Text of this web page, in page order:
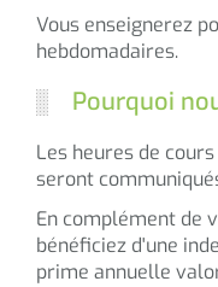
Vous enseignerez
hebdomadaires.
Pourquoi
Les heures de
seront
En complément de
bénéficiez d'une
prime annuelle